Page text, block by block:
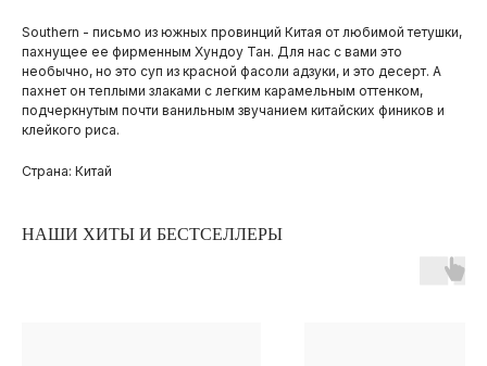
Southern - письмо из южных провинций Китая от любимой тетушки,
пахнущее ее фирменным Хундоу Тан. Для нас с вами это
необычно, но это суп из красной фасоли адзуки, и это десерт. А
пахнет он теплыми злаками с легким карамельным оттенком,
подчеркнутым почти ванильным звучанием китайских фиников и
клейкого риса.
Страна: Китай
НАШИ ХИТЫ И БЕСТСЕЛЛЕРЫ